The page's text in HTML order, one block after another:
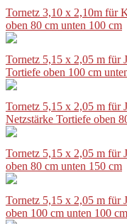
Tornetz 3,10 x 2,10m für
oben 80 cm unten 100 cm
Tornetz 5,15 x 2,05 m für
Tortiefe oben 100 cm
Tornetz 5,15 x 2,05 m für
Netzstärke Tortiefe oben
Tornetz 5,15 x 2,05 m für
oben 80 cm unten 150 cm
Tornetz 5,15 x 2,05 m für
oben 100 cm unten 100 cm